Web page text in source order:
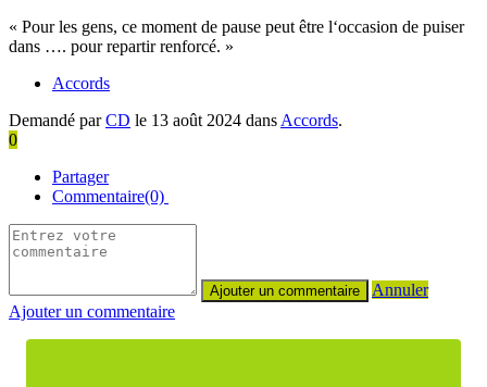
« Pourles gens, ce moment de pause peut être l‘occasion de puiser
dans …. pour repartir renforcé. »
Accords
Demandé parCD le 13 août 2024 dans Accords.
0
Partager
Commentaire(0)
Annuler
Ajouter un commentaire